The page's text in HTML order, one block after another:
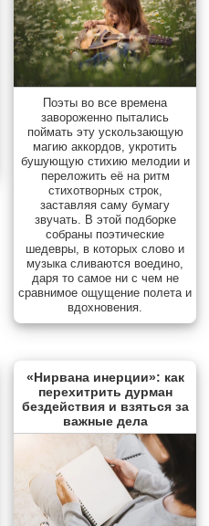
Поэты во все времена
завороженно пытались
поймать эту ускользающую
магию аккордов, укротить
бушующую стихию мелодии и
переложить её на ритм
стихотворных строк,
заставляя саму бумагу
звучать. В этой подборке
собраны поэтические
шедевры, в которых слово и
музыка сливаются воедино,
даря то самое ни с чем не
сравнимое ощущение полета и
вдохновения.
«Нирвана инерции»: как
перехитрить дурман
бездействия и взяться за
важные дела